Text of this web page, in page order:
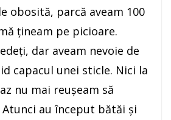
obosită, parcă aveam 100
ţineam pe picioare.
dar aveam nevoie de
capacul unei sticle. Nici la
nu mai reuşeam să
au început bătăi şi